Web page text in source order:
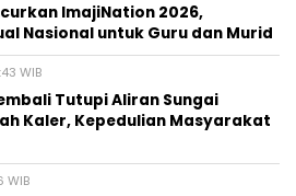
ImajiNation 2026,
Nasional untuk Guru dan Murid
WIB
Tutupi Aliran Sungai
Kaler, Kepedulian Masyarakat
WIB